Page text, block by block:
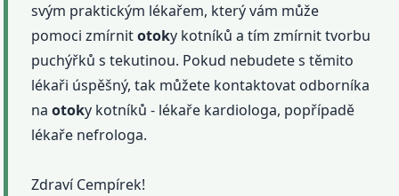
svým praktickým lékařem, který vám může
pomoci zmírnitotoky kotníků a tím zmírnit tvorbu
puchýřků s tekutinou. Pokud nebudete s těmito
lékaři úspěšný, tak můžete kontaktovat odborníka
naotoky kotníků - lékaře kardiologa, popřípadě
lékaře nefrologa.
Zdraví Cempírek!